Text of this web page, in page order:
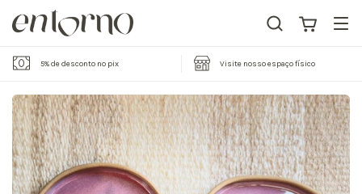
5% de desconto no pix Visite nosso espaço físico